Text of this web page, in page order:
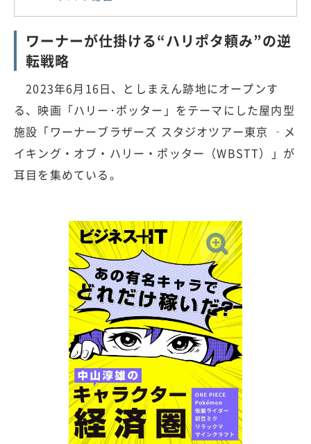
ワーナーが仕掛ける“ハリポタ頼み”の逆
転戦略
2023年6月16日、としまえん跡地にオープンす
る、映画「ハリー･ポッター」をテーマにした屋内型
施設「ワーナーブラザーズ スタジオツアー東京 ‐メ
イキング・オブ・ハリー・ポッター（WBSTT）」が
耳目を集めている。